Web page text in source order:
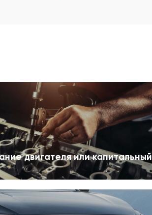
двигателя или капитальный